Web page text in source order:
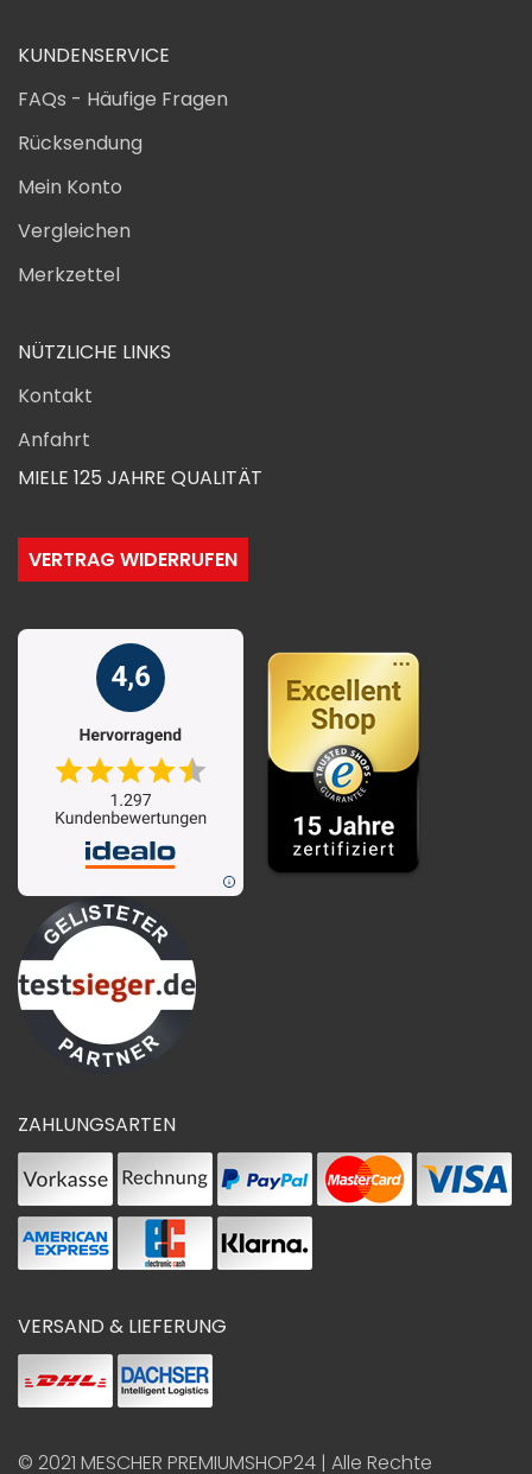
KUNDENSERVICE
FAQs - Häufige Fragen
Rücksendung
Mein Konto
Vergleichen
Merkzettel
NÜTZLICHE LINKS
Kontakt
Anfahrt
MIELE 125 JAHRE QUALITÄT
VERTRAG WIDERRUFEN
ZAHLUNGSARTEN
VERSAND & LIEFERUNG
© 2021 MESCHER PREMIUMSHOP24 | Alle Rechte